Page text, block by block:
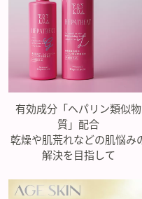
有効成分「ヘパリン類似物
質」配合
乾燥や肌荒れなどの肌悩み
解決を目指して